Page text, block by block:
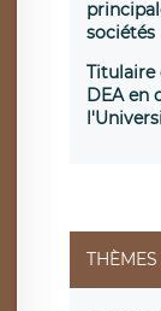
sociétés
Titulaire
DEA en